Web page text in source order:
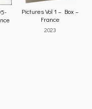
Pictures Vol 1 – Box –
France
2023